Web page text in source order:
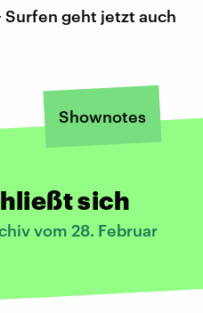
geht jetzt auch
Shownotes
sich
vom 28. Februar